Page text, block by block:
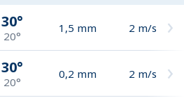
30°
20°
1,5 mm 2 m/s
30°
20°
0,2 mm 2 m/s